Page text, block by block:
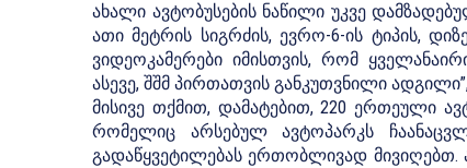
ახალი ავტობუსების ნაწილი უკვე
ათი მეტრის სიგრძის, ევრო-6-ის ტიპის,
ვიდეოკამერები იმისთვის, რომ
ასევე, შშმ პირთათვის განკუთვნილი
მისივე თქმით, დამატებით, 220 ერთეული
რომელიც არსებულ ავტოპარკს
გადაწყვეტილებას ერთობლივად მივიღებთ.